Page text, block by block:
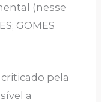
(nesse
GOMES
pela
a